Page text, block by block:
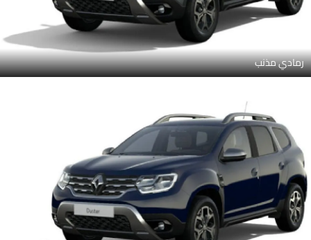
رمادي مذنب